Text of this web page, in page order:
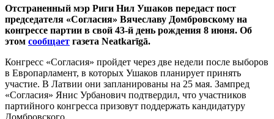
Отстраненный мэр Риги Нил Ушаков передаст пост
председателя «Согласия» Вячеславу Домбровскому на
конгрессе партии в свой 43-й день рождения 8 июня. Об
этом сообщает газета Neatkarīgā.
Конгресс «Согласия» пройдет через две недели после выборов
в Европарламент, в которых Ушаков планирует принять
участие. В Латвии они запланированы на 25 мая. Зампред
«Согласия» Янис Урбанович подтвердил, что участников
партийного конгресса призовут поддержать кандидатуру
Домбровского.